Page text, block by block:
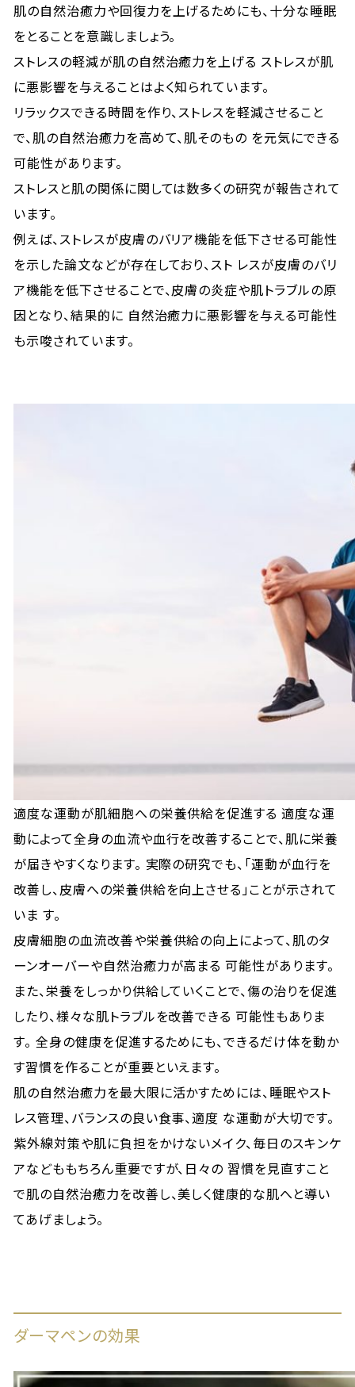
肌の自然治癒力や回復力を上げるためにも、十分な睡眠
をとることを意識しましょう。
ストレスの軽減が肌の自然治癒力を上げる ストレスが肌
に悪影響を与えることはよく知られています。
リラックスできる時間を作り、ストレスを軽減させること
で、肌の自然治癒力を高めて、肌そのもの を元気にできる
可能性があります。
ストレスと肌の関係に関しては数多くの研究が報告されて
います。
例えば、ストレスが皮膚のバリア機能を低下させる可能性
を示した論文などが存在しており、スト レスが皮膚のバリ
ア機能を低下させることで、皮膚の炎症や肌トラブルの原
因となり、結果的に 自然治癒力に悪影響を与える可能性
も示唆されています。
適度な運動が肌細胞への栄養供給を促進する 適度な運
動によって全身の血流や血行を改善することで、肌に栄養
が届きやすくなります。 実際の研究でも、「運動が血行を
改善し、皮膚への栄養供給を向上させる」ことが示されて
いま す。
皮膚細胞の血流改善や栄養供給の向上によって、肌のタ
ーンオーバーや自然治癒力が高まる 可能性があります。
また、栄養をしっかり供給していくことで、傷の治りを促進
したり、様々な肌トラブルを改善できる 可能性もありま
す。 全身の健康を促進するためにも、できるだけ体を動か
す習慣を作ることが重要といえます。
肌の自然治癒力を最大限に活かすためには、睡眠やスト
レス管理、バランスの良い食事、適度 な運動が大切です。
紫外線対策や肌に負担をかけないメイク、毎日のスキンケ
アなどももちろん重要ですが、日々の 習慣を見直すこと
で肌の自然治癒力を改善し、美しく健康的な肌へと導い
てあげましょう。
ダーマペンの効果